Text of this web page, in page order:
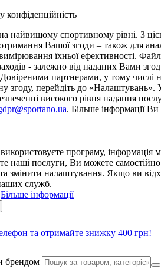
найвищому спортивному рівні. З
Вашої згоди – також для
їхньої ефективності.
- залежно від наданих Вами
партнерами, у тому числі
згоду, перейдіть до
високого рівня надання
. Більше інформації
програму,
наші послуги, Ви можете
змінити налаштування. Якщо ви
служб.
Більше інформації
та отримайте знижку 400 грн!
брендом